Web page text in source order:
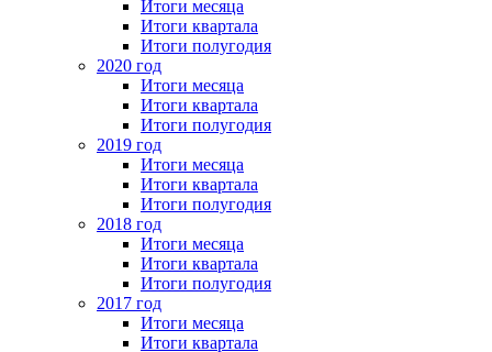
Итоги месяца
Итоги квартала
Итоги полугодия
2020 год
Итоги месяца
Итоги квартала
Итоги полугодия
2019 год
Итоги месяца
Итоги квартала
Итоги полугодия
2018 год
Итоги месяца
Итоги квартала
Итоги полугодия
2017 год
Итоги месяца
Итоги квартала